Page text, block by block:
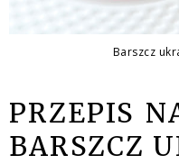
Barszcz
PRZEPIS
BARSZCZ